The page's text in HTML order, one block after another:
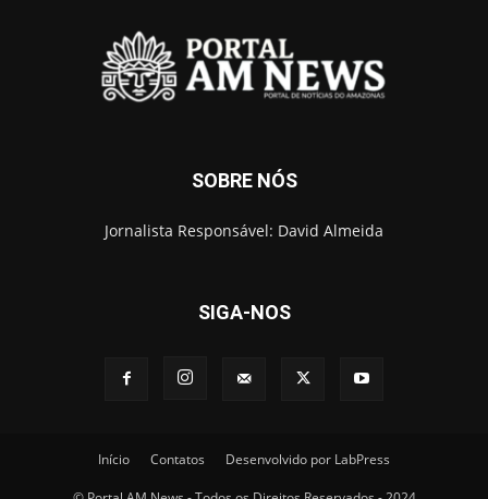
SOBRE NÓS
Jornalista Responsável: David Almeida
SIGA-NOS
Início Contatos Desenvolvido por LabPress